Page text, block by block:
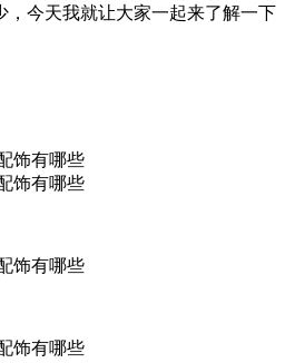
，今天我就让大家一起来了解一下